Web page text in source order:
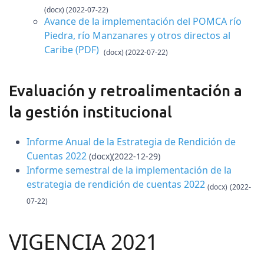
(docx) (2022-07-22)
Avance de la implementación del POMCA río
Piedra, río Manzanares y otros directos al
Caribe(PDF) (docx) (2022-07-22)
Evaluación y retroalimentación a
la gestión institucional
Informe Anual de la Estrategia de Rendición de
Cuentas 2022 (docx)(2022-12-29)
Informe semestral de la implementación de la
estrategia de rendición de cuentas 2022 (docx) (2022-
07-22)
VIGENCIA 2021